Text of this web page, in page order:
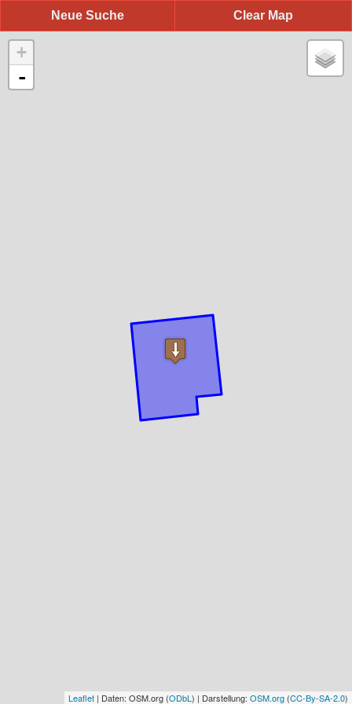
Clear Map
Neue Suche
+
-
Leaflet | Daten: OSM.org (ODbL ) | Darstellung: OSM.org (CC-By-SA-2.0)